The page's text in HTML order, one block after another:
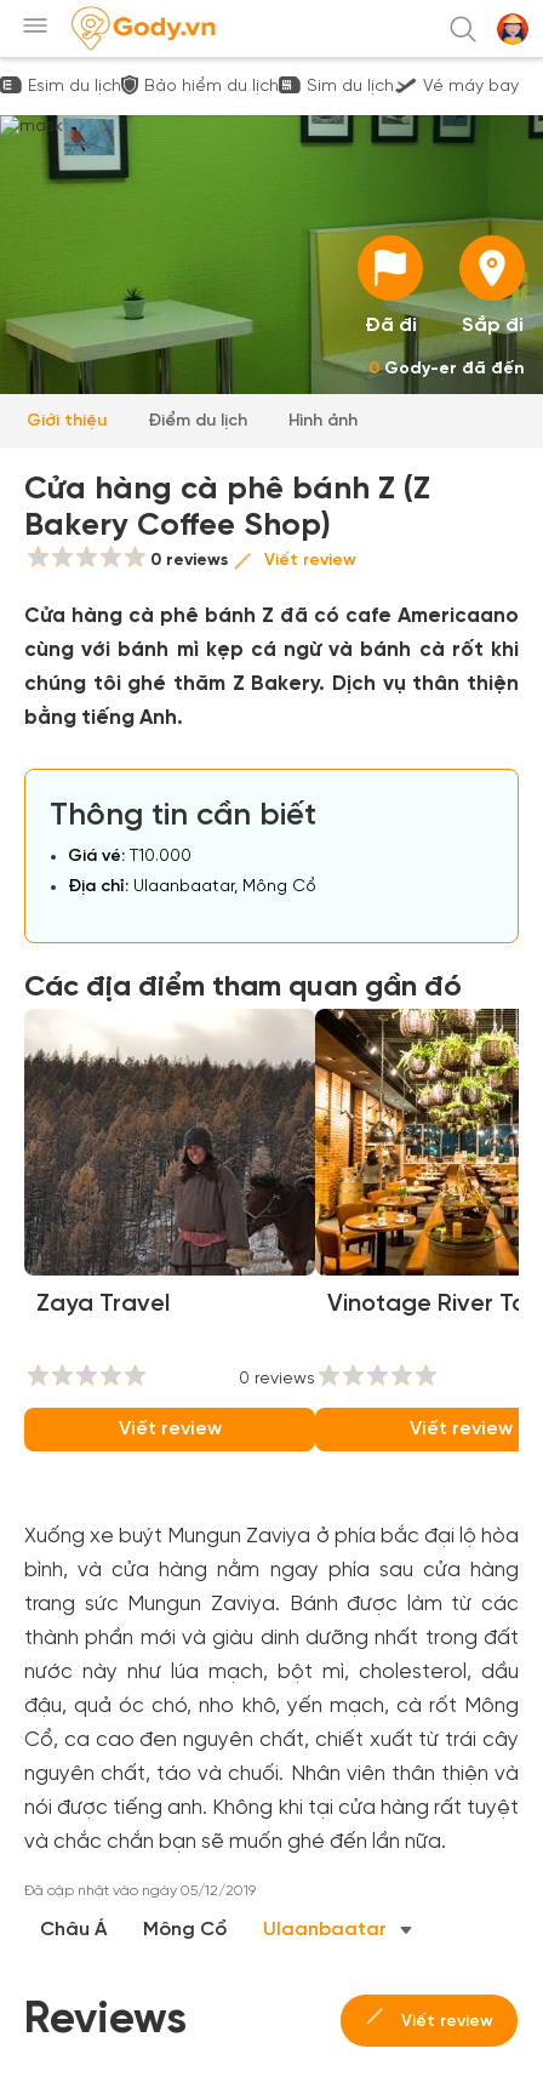
Esim du lịch Bảo hiểm du lịch Sim du lịch Vé máy bay
Đã đi Sắp đi
0Gody-er đã đến
Giới thiệu Điểm du lịch Hình ảnh
Cửa hàng cà phê bánh Z (Z
Bakery Coffee Shop)
0 reviews Viết review
Cửa hàng cà phê bánh Z đã có cafe Americaano
cùng với bánh mì kẹp cá ngừ và bánh cà rốt khi
chúng tôi ghé thăm Z Bakery. Dịch vụ thân thiện
bằng tiếng Anh.
Thông tin cần biết
Giá vé: T10.000
Địa chỉ: Ulaanbaatar, Mông Cổ
Các địa điểm tham quan gần đó
Zaya Travel
0 reviews
Viết review
Vinotage River
Viết review
Xuống xe buýt Mungun Zaviya ở phía bắc đại lộ hòa
bình, và cửa hàng nằm ngay phía sau cửa hàng
trang sức Mungun Zaviya. Bánh được làm từ các
thành phần mới và giàu dinh dưỡng nhất trong đất
nước này như lúa mạch, bột mì, cholesterol, dầu
đậu, quả óc chó, nho khô, yến mạch, cà rốt Mông
Cổ, ca cao đen nguyên chất, chiết xuất từ trái cây
nguyên chất, táo và chuối. Nhân viên thân thiện và
nói được tiếng anh. Không khi tại cửa hàng rất tuyệt
và chắc chắn bạn sẽ muốn ghé đến lần nữa.
Đã cập nhật vào ngày 05/12/2019
Châu Á Mông Cổ Ulaanbaatar
Reviews Viết review
Tạo tài khoản nhanh - nhận nhiều ưu
đãi!
Tạo tài khoản để có thể nhận ngay các ưu đãi